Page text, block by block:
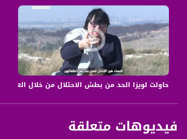
حاولت لويزا الحد من بطش الاحتلال من خلال العمل
فيديوهات متعلقة